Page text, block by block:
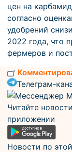
цен на
согласно
удобрений
2022 года, что
фермеров и
Телеграм-
Мессенджер
Читайте
приложении
Новости по